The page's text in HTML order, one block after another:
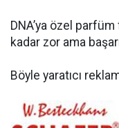
DNA’ya özel
kadar zor ama
Böyle yaratıcı